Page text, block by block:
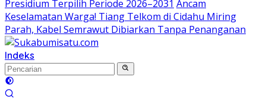
Presidium Terpilih Periode 2026–2031 Ancam
Keselamatan Warga! Tiang Telkom di Cidahu Miring
Parah, Kabel Semrawut Dibiarkan Tanpa Penanganan
Indeks